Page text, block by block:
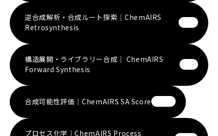
逆合成解析・合成ルート探索｜ChemAIRS
Retrosynthesis
構造展開・ライブラリー合成｜ ChemAIRS
Forward Synthesis
合成可能性評価｜ChemAIRS SA Score
プロセス化学｜ChemAIRS Process